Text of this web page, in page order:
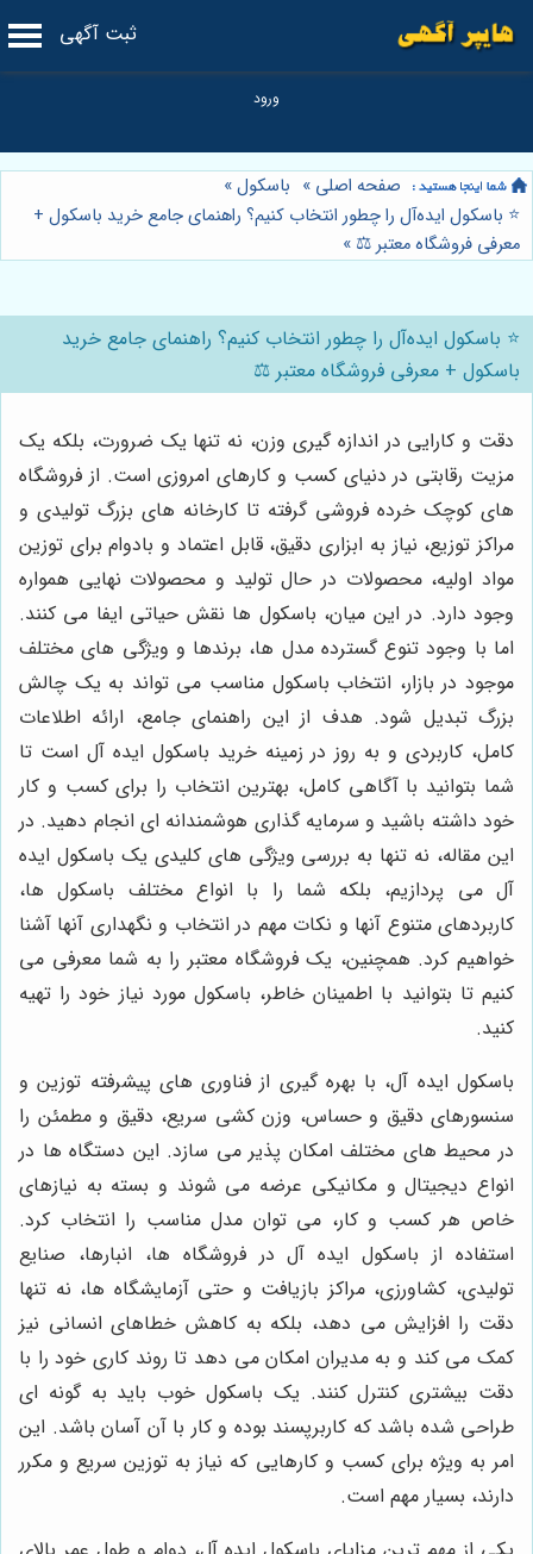
ثبت آگهی
صفحه اصلی » باسکول»
⭐️ باسکول ایده‌آل را چطور انتخاب کنیم؟ راهنمای جامع خرید باسکول +
معرفی فروشگاه معتبر ⚖️ »
⭐️ باسکول ایده‌آل را چطور انتخاب کنیم؟ راهنمای جامع خرید
باسکول + معرفی فروشگاه معتبر ⚖️
دقت و کارایی در اندازه گیری وزن، نه تنها یک ضرورت، بلکه یک
مزیت رقابتی در دنیای کسب و کارهای امروزی است. از فروشگاه
های کوچک خرده فروشی گرفته تا کارخانه های بزرگ تولیدی و
مراکز توزیع، نیاز به ابزاری دقیق، قابل اعتماد و بادوام برای توزین
مواد اولیه، محصولات در حال تولید و محصولات نهایی همواره
وجود دارد. در این میان، باسکول ها نقش حیاتی ایفا می کنند.
اما با وجود تنوع گسترده مدل ها، برندها و ویژگی های مختلف
موجود در بازار، انتخاب باسکول مناسب می تواند به یک چالش
بزرگ تبدیل شود. هدف از این راهنمای جامع، ارائه اطلاعات
کامل، کاربردی و به روز در زمینه خرید باسکول ایده آل است تا
شما بتوانید با آگاهی کامل، بهترین انتخاب را برای کسب و کار
خود داشته باشید و سرمایه گذاری هوشمندانه ای انجام دهید. در
این مقاله، نه تنها به بررسی ویژگی های کلیدی یک باسکول ایده
آل می پردازیم، بلکه شما را با انواع مختلف باسکول ها،
کاربردهای متنوع آنها و نکات مهم در انتخاب و نگهداری آنها آشنا
خواهیم کرد. همچنین، یک فروشگاه معتبر را به شما معرفی می
کنیم تا بتوانید با اطمینان خاطر، باسکول مورد نیاز خود را تهیه
کنید.
باسکول ایده آل، با بهره گیری از فناوری های پیشرفته توزین و
سنسورهای دقیق و حساس، وزن کشی سریع، دقیق و مطمئن را
در محیط های مختلف امکان پذیر می سازد. این دستگاه ها در
انواع دیجیتال و مکانیکی عرضه می شوند و بسته به نیازهای
خاص هر کسب و کار، می توان مدل مناسب را انتخاب کرد.
استفاده از باسکول ایده آل در فروشگاه ها، انبارها، صنایع
تولیدی، کشاورزی، مراکز بازیافت و حتی آزمایشگاه ها، نه تنها
دقت را افزایش می دهد، بلکه به کاهش خطاهای انسانی نیز
کمک می کند و به مدیران امکان می دهد تا روند کاری خود را با
دقت بیشتری کنترل کنند. یک باسکول خوب باید به گونه ای
طراحی شده باشد که کاربرپسند بوده و کار با آن آسان باشد. این
امر به ویژه برای کسب و کارهایی که نیاز به توزین سریع و مکرر
دارند، بسیار مهم است.